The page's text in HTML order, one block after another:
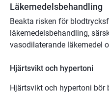
Läkemedelsbehandling
Beakta risken för
läkemedelsbehandling,
vasodilaterande läkemedel
Hjärtsvikt och hypertoni
Hjärtsvikt och hypertoni bör